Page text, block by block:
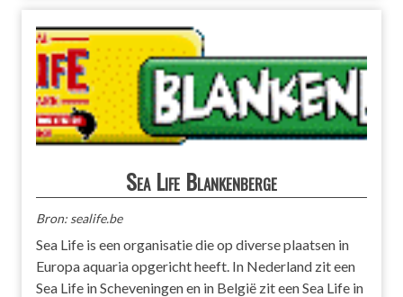
Sea Life Blankenberge
Bron: sealife.be
Sea Life is een organisatie die op diverse plaatsen in
Europa aquaria opgericht heeft. In Nederland zit een
Sea Life in Scheveningen en in België zit een Sea Life in